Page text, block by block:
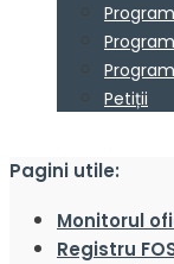
Petiții
Pagini utile:
Monitorul
Registru